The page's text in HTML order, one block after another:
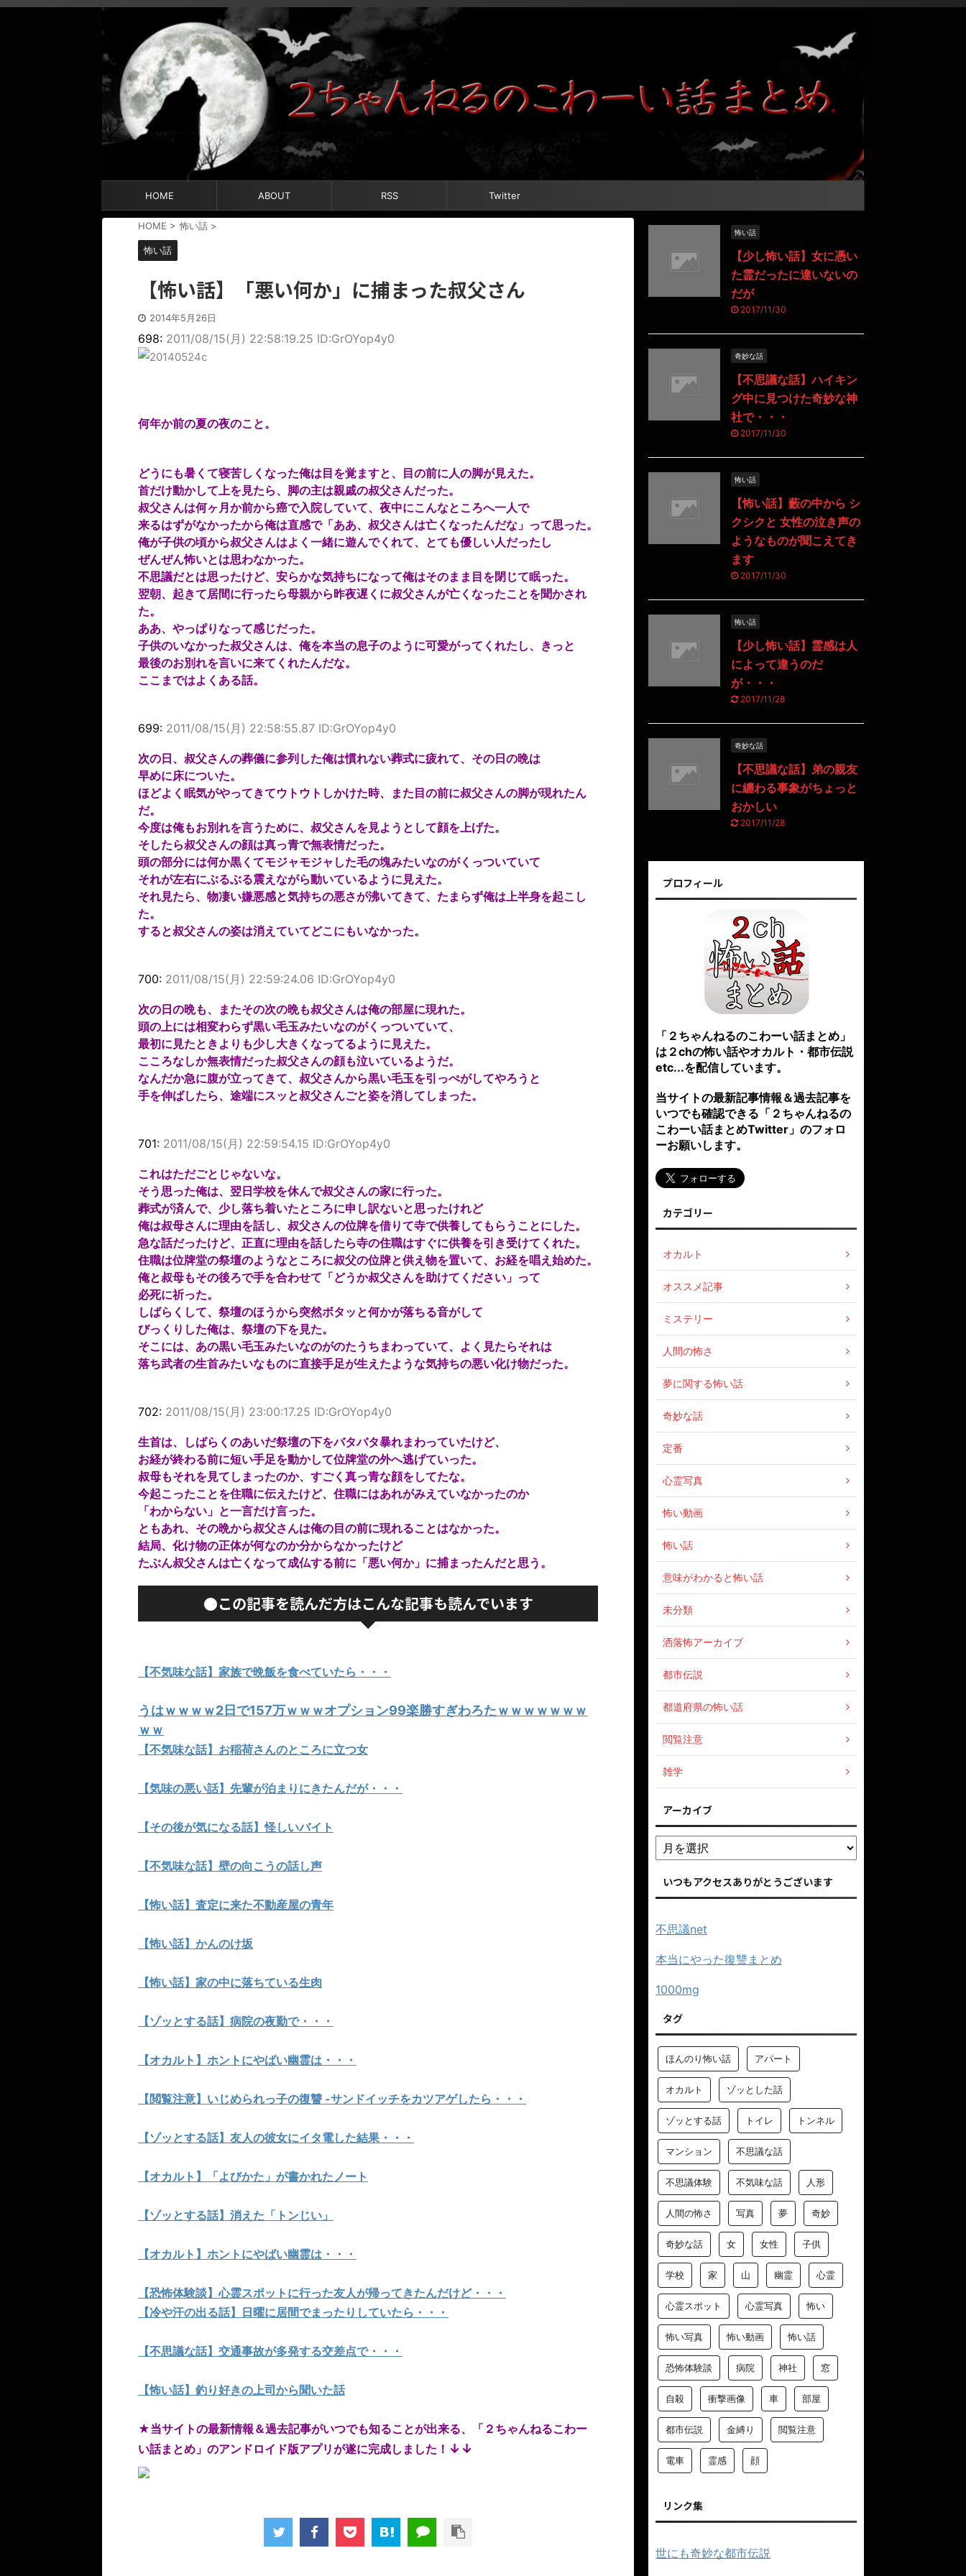
HOME ABOUT RSS Twitter
HOME > 怖い話 >
怖い話
【怖い話】「悪い何か」に捕まった叔父さん
2014年5月26日
698: 2011/08/15(月) 22:58:19.25 ID:GrOYop4y0
何年か前の夏の夜のこと。
どうにも暑くて寝苦しくなった俺は目を覚ますと、目の前に人の脚が見えた。
首だけ動かして上を見たら、脚の主は親戚の叔父さんだった。
叔父さんは何ヶ月か前から癌で入院していて、夜中にこんなところへ一人で
来るはずがなかったから俺は直感で「ああ、叔父さんは亡くなったんだな」って思った。
俺が子供の頃から叔父さんはよく一緒に遊んでくれて、とても優しい人だったし
ぜんぜん怖いとは思わなかった。
不思議だとは思ったけど、安らかな気持ちになって俺はそのまま目を閉じて眠った。
翌朝、起きて居間に行ったら母親から昨夜遅くに叔父さんが亡くなったことを聞かされ
た。
ああ、やっぱりなって感じだった。
子供のいなかった叔父さんは、俺を本当の息子のように可愛がってくれたし、きっと
最後のお別れを言いに来てくれたんだな。
ここまではよくある話。
699: 2011/08/15(月) 22:58:55.87 ID:GrOYop4y0
次の日、叔父さんの葬儀に参列した俺は慣れない葬式に疲れて、その日の晩は
早めに床についた。
ほどよく眠気がやってきてウトウトしかけた時、また目の前に叔父さんの脚が現れたん
だ。
今度は俺もお別れを言うために、叔父さんを見ようとして顔を上げた。
そしたら叔父さんの顔は真っ青で無表情だった。
頭の部分には何か黒くてモジャモジャした毛の塊みたいなのがくっついていて
それが左右にぶるぶる震えながら動いているように見えた。
それ見たら、物凄い嫌悪感と気持ちの悪さが沸いてきて、たまらず俺は上半身を起こし
た。
すると叔父さんの姿は消えていてどこにもいなかった。
700: 2011/08/15(月) 22:59:24.06 ID:GrOYop4y0
次の日の晩も、またその次の晩も叔父さんは俺の部屋に現れた。
頭の上には相変わらず黒い毛玉みたいなのがくっついていて、
最初に見たときよりも少し大きくなってるように見えた。
こころなしか無表情だった叔父さんの顔も泣いているようだ。
なんだか急に腹が立ってきて、叔父さんから黒い毛玉を引っぺがしてやろうと
手を伸ばしたら、途端にスッと叔父さんごと姿を消してしまった。
701: 2011/08/15(月) 22:59:54.15 ID:GrOYop4y0
これはただごとじゃないな。
そう思った俺は、翌日学校を休んで叔父さんの家に行った。
葬式が済んで、少し落ち着いたところに申し訳ないと思ったけれど
俺は叔母さんに理由を話し、叔父さんの位牌を借りて寺で供養してもらうことにした。
急な話だったけど、正直に理由を話したら寺の住職はすぐに供養を引き受けてくれた。
住職は位牌堂の祭壇のようなところに叔父の位牌と供え物を置いて、お経を唱え始めた。
俺と叔母もその後ろで手を合わせて「どうか叔父さんを助けてください」って
必死に祈った。
しばらくして、祭壇のほうから突然ボタッと何かが落ちる音がして
びっくりした俺は、祭壇の下を見た。
そこには、あの黒い毛玉みたいなのがのたうちまわっていて、よく見たらそれは
落ち武者の生首みたいなものに直接手足が生えたような気持ちの悪い化け物だった。
702: 2011/08/15(月) 23:00:17.25 ID:GrOYop4y0
生首は、しばらくのあいだ祭壇の下をバタバタ暴れまわっていたけど、
お経が終わる前に短い手足を動かして位牌堂の外へ逃げていった。
叔母もそれを見てしまったのか、すごく真っ青な顔をしてたな。
今起こったことを住職に伝えたけど、住職にはあれがみえていなかったのか
「わからない」と一言だけ言った。
ともあれ、その晩から叔父さんは俺の目の前に現れることはなかった。
結局、化け物の正体が何なのか分からなかったけど
たぶん叔父さんは亡くなって成仏する前に「悪い何か」に捕まったんだと思う。
●この記事を読んだ方はこんな記事も読んでいます
【不気味な話】家族で晩飯を食べていたら・・・
うはｗｗｗｗ2日で157万ｗｗｗオプション99楽勝すぎわろたｗｗｗｗｗｗｗ
ｗｗ
【不気味な話】お稲荷さんのところに立つ女
【気味の悪い話】先輩が泊まりにきたんだが・・・
【その後が気になる話】怪しいバイト
【不気味な話】壁の向こうの話し声
【怖い話】査定に来た不動産屋の青年
【怖い話】かんのけ坂
【怖い話】家の中に落ちている生肉
【ゾッとする話】病院の夜勤で・・・
【オカルト】ホントにやばい幽霊は・・・
【閲覧注意】いじめられっ子の復讐 -サンドイッチをカツアゲしたら・・・
【ゾッとする話】友人の彼女にイタ電した結果・・・
【オカルト】「よびかた」が書かれたノート
【ゾッとする話】消えた「トンじい」
【オカルト】ホントにやばい幽霊は・・・
【恐怖体験談】心霊スポットに行った友人が帰ってきたんだけど・・・
【冷や汗の出る話】日曜に居間でまったりしていたら・・・
【不思議な話】交通事故が多発する交差点で・・・
【怖い話】釣り好きの上司から聞いた話
★当サイトの最新情報＆過去記事がいつでも知ることが出来る、「２ちゃんねるこわー
い話まとめ」のアンドロイド版アプリが遂に完成しました！ ↓↓
怖い話
【少し怖い話】女に憑い
た霊だったに違いないの
だが
2017/11/30
奇妙な話
【不思議な話】ハイキン
グ中に見つけた奇妙な神
社で・・・
2017/11/30
怖い話
【怖い話】藪の中から シ
クシクと 女性の泣き声の
ようなものが聞こえてき
ます
2017/11/30
怖い話
【少し怖い話】霊感は人
によって違うのだ
が・・・
2017/11/28
奇妙な話
【不思議な話】弟の親友
に纏わる事象がちょっと
おかしい
2017/11/28
プロフィール
「２ちゃんねるのこわーい話まとめ」
は２chの怖い話やオカルト・都市伝説
etc...を配信しています。
当サイトの最新記事情報＆過去記事を
いつでも確認できる「２ちゃんねるの
こわーい話まとめTwitter」のフォロ
ーお願いします。
カテゴリー
オカルト
オススメ記事
ミステリー
人間の怖さ
夢に関する怖い話
奇妙な話
定番
心霊写真
怖い動画
怖い話
意味がわかると怖い話
未分類
洒落怖アーカイブ
都市伝説
都道府県の怖い話
閲覧注意
雑学
アーカイブ
いつもアクセスありがとうございます
不思議net
本当にやった復讐まとめ
1000mg
タグ
ほんのり怖い話 アパート
オカルト ゾッとした話
ゾッとする話 トイレ トンネル
マンション 不思議な話
不思議体験 不気味な話 人形
人間の怖さ 写真 夢 奇妙
奇妙な話 女 女性 子供
学校 家 山 幽霊 心霊
心霊スポット 心霊写真 怖い
怖い写真 怖い動画 怖い話
恐怖体験談 病院 神社 窓
自殺 衝撃画像 車 部屋
都市伝説 金縛り 閲覧注意
電車 霊感 顔
リンク集
世にも奇妙な都市伝説